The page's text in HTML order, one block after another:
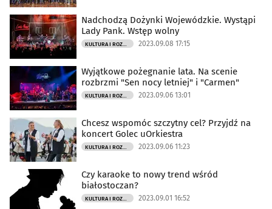
Nadchodzą Dożynki Wojewódzkie. Wystąpi
Lady Pank. Wstęp wolny
KULTURA I ROZRYWKA 2023.09.08 17:15
Wyjątkowe pożegnanie lata. Na scenie
rozbrzmi "Sen nocy letniej" i "Carmen"
KULTURA I ROZRYWKA 2023.09.06 13:01
Chcesz wspomóc szczytny cel? Przyjdź na
koncert Golec uOrkiestra
KULTURA I ROZRYWKA 2023.09.06 11:23
Czy karaoke to nowy trend wśród
białostoczan?
KULTURA I ROZRYWKA 2023.09.01 16:52